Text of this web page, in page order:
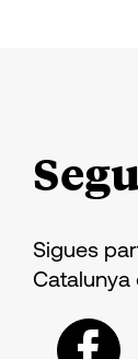
Sigues
Catalunya